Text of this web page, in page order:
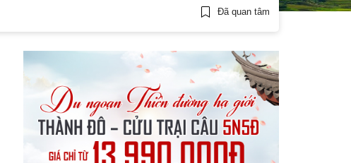
Đã quan tâm